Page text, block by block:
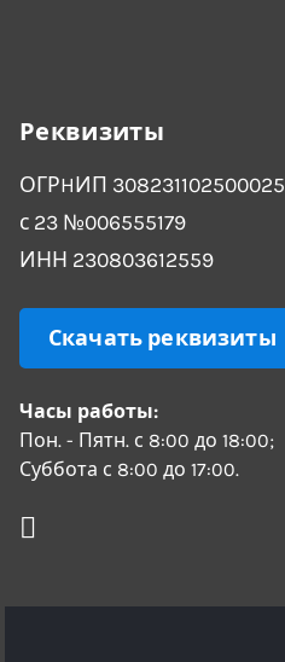
Реквизиты
ОГРHИП 308231102500025
с 23 №006555179
ИНН 230803612559
Скачать реквизиты
Часы работы:
Пон. - Пятн. с 8:00 до 18:00;
Суббота с 8:00 до 17:00.